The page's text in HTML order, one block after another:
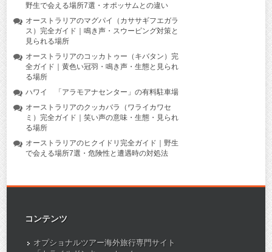
野生で会える場所7選・オポッサムとの違い
オーストラリアのマグパイ（カササギフエガラ
ス）完全ガイド｜鳴き声・スウーピング対策と
見られる場所
オーストラリアのコッカトゥー（キバタン）完
全ガイド｜黄色い冠羽・鳴き声・生態と見られ
る場所
ハワイ 「アラモアナセンター」の有料駐車場
オーストラリアのクッカバラ（ワライカワセ
ミ）完全ガイド｜笑い声の意味・生態・見られ
る場所
オーストラリアのヒクイドリ完全ガイド｜野生
で会える場所7選・危険性と遭遇時の対処法
コンテンツ
オプショナルツアー海外旅行専門サイト